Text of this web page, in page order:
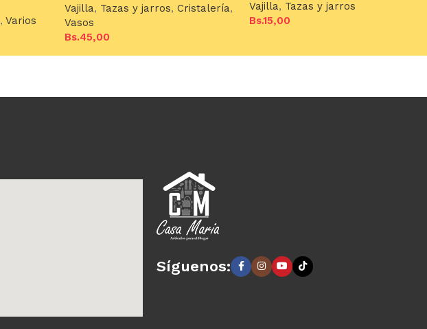
, Varios
Vajilla, Tazas y jarros,Cristalería,
Vasos
Bs.45,00
Añadir al carrito
Vajilla, Tazas y jarros
Bs.15,00
Síguenos: